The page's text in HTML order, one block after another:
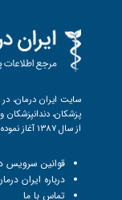
سایت ایران درمان،
پزشکان،
از سال 1387 آغاز نموده است.
قوانین سرویس
درباره ایران
تماس با ما